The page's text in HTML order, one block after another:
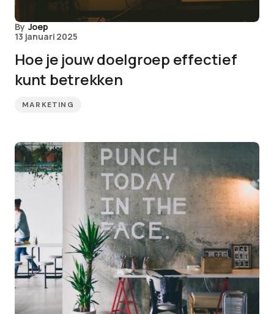
By Joep
13 januari 2025
Hoe je jouw doelgroep effectief
kunt betrekken
MARKETING